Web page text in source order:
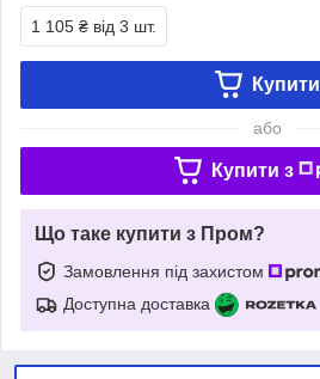
1 105 ₴ від 3 шт.
Купити
або
Купити з
Що таке купити з Пром?
Замовлення під захистом
Доступна доставка